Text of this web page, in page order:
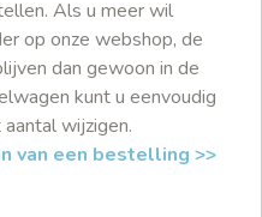
Als u meer wil
op onze webshop, de
dan gewoon in de
kunt u eenvoudig
wijzigen.
van een bestelling >>